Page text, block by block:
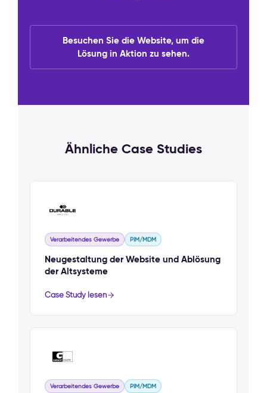
Besuchen Sie die Website, um die
Lösung in Aktion zu sehen.
Ähnliche Case Studies
Verarbeitendes Gewerbe PIM/MDM
Neugestaltung der Website und Ablösung
der Altsysteme
Case Study lesen
Verarbeitendes Gewerbe PIM/MDM